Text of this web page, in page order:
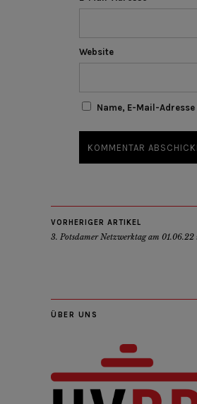
Website
Name, E-Mail-
VORHERIGER ARTIKEL
3. Potsdamer Netzwerktag am
ÜBER UNS